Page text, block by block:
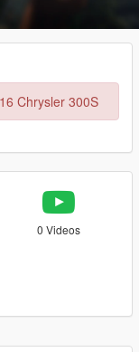
Chrysler 300S
0 Videos